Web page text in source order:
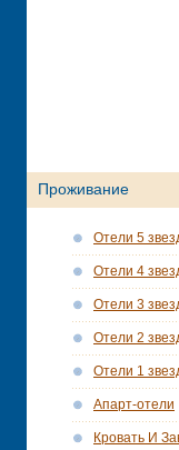
Проживание
Отели 5
Отели 4
Отели 3
Отели 2
Отели 1
Апарт-отели
Кровать И